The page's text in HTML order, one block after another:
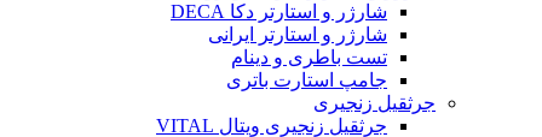
شارژر و استارتر دکا DECA
شارژر و استارتر ایرانی
تست باطری و دینام
جامپ استارت باتری
جرثقیل زنجیری
جرثقیل زنجیری ویتال VITAL